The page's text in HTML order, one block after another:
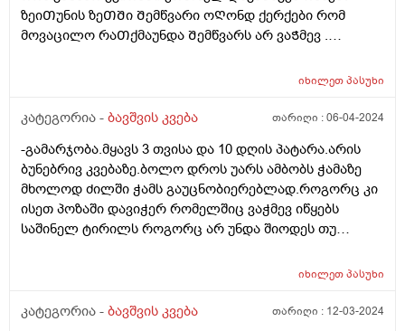
ზეიᲗუნის ზეᲗᲨი Შემწვარი ოᲦონდ ქერქები რომ
მოვაცილო რაᲗქმაუნდა Შემწვარს არ ვაᲭმევ .
იხილეთპასუხი
კატეგორია - ბავშვის კვება თარიღი :06-04-2024
-გამარჯობა.მყავს 3 თვისა და 10 დღის პატარა.არის
ბუნებრივ კვებაზე.ბოლო დროს უარს ამბობს ჭამაზე
მხოლოდ ძილში ჭამს გაუცნობიერებლად.როგორც კი
ისეთ პოზაში დავიჭერ რომელშიც ვაჭმევ იწყებს
საშინელ ტირილს როგორც არ უნდა შიოდეს თუ
პედიატრთან,მაგრამ ვერ მითხრა რა სჭირდა იმიტომ
და არც სხვა რამ.მერე მე მოვიძიე და ვნახე Behavioral
იხილეთპასუხი
კატეგორია - ბავშვის კვება თარიღი : 12-03-2024